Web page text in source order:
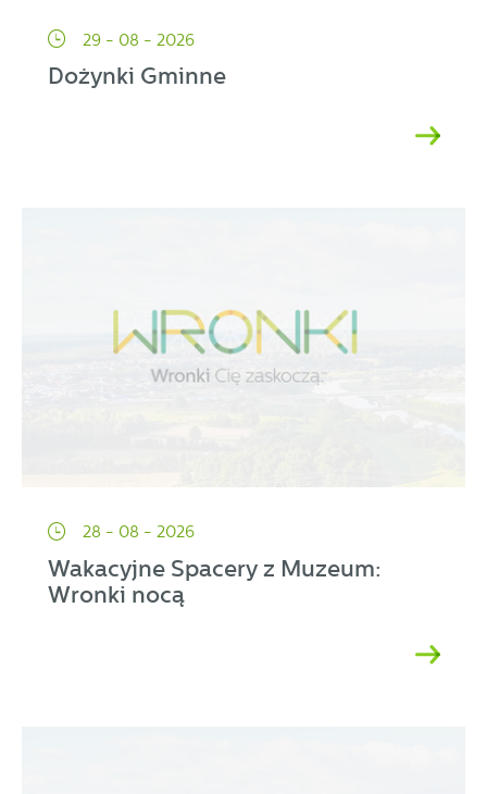
29 - 08 - 2026
Dożynki Gminne
28 - 08 - 2026
Wakacyjne Spacery z Muzeum:
Wronki nocą